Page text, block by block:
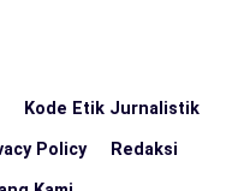
Kode Etik Jurnalistik
Policy Redaksi